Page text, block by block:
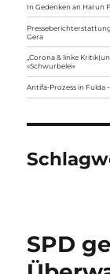
In Gedenken an Harun
Gera
„Corona & linke
»Schwurbelei«
Antifa-Prozess in Fulda
SPD